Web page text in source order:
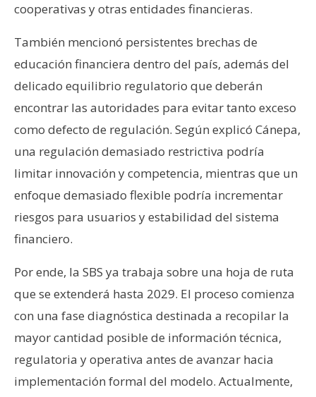
cooperativas y otras entidades financieras.
También mencionó persistentes brechas de
educación financiera dentro del país, además del
delicado equilibrio regulatorio que deberán
encontrar las autoridades para evitar tanto exceso
como defecto de regulación. Según explicó Cánepa,
una regulación demasiado restrictiva podría
limitar innovación y competencia, mientras que un
enfoque demasiado flexible podría incrementar
riesgos para usuarios y estabilidad del sistema
financiero.
Por ende, la SBS ya trabaja sobre una hoja de ruta
que se extenderá hasta 2029. El proceso comienza
con una fase diagnóstica destinada a recopilar la
mayor cantidad posible de información técnica,
regulatoria y operativa antes de avanzar hacia
implementación formal del modelo. Actualmente,